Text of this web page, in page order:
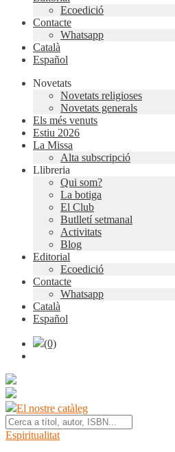
Ecoedició
Contacte
Whatsapp
Català
Español
Novetats
Novetats religioses
Novetats generals
Els més venuts
Estiu 2026
La Missa
Alta subscripció
Llibreria
Qui som?
La botiga
El Club
Butlletí setmanal
Activitats
Blog
Editorial
Ecoedició
Contacte
Whatsapp
Català
Español
(0)
El nostre catàleg
Espiritualitat